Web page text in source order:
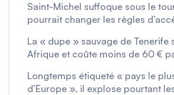
Saint-Michel suffoque sous le
pourrait changer les règles
La « dupe » sauvage de Tenerife
Afrique et coûte moins de 60 €
Longtemps étiqueté « pays le
d’Europe », il explose pourtant